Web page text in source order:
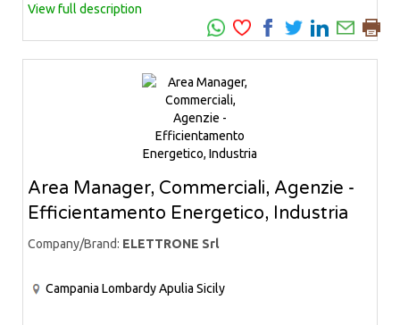
View full description
Area Manager, Commerciali, Agenzie -
Efficientamento Energetico, Industria
Company/Brand: ELETTRONE Srl
Campania LombardyApulia Sicily